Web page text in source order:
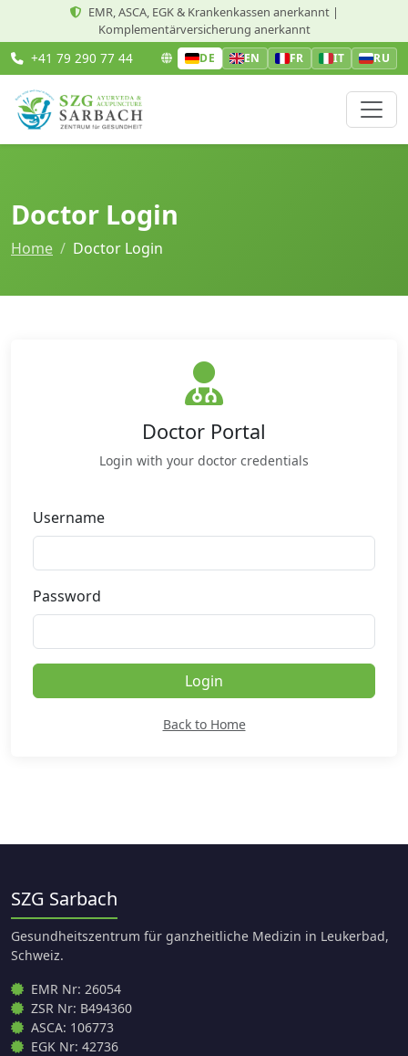
EMR, ASCA, EGK & Krankenkassen anerkannt |
Komplementärversicherung anerkannt
+41 79 290 77 44 DE EN FR IT RU
Doctor Login
Home Doctor Login
Doctor Portal
Login with your doctor credentials
Username
Password
Login
Back to Home
SZG Sarbach
Gesundheitszentrum für ganzheitliche Medizin in Leukerbad,
Schweiz.
EMR Nr: 26054
ZSR Nr: B494360
ASCA: 106773
EGK Nr: 42736